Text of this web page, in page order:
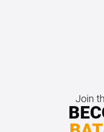
Join